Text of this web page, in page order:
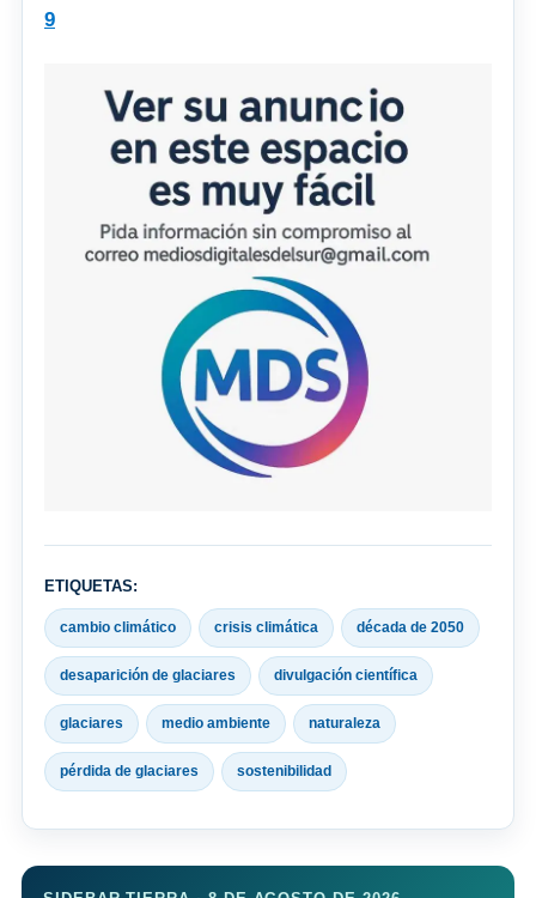
9
ETIQUETAS:
cambio climático crisis climática década de 2050
desaparición de glaciares divulgación científica
glaciares medio ambiente naturaleza
pérdida de glaciares sostenibilidad